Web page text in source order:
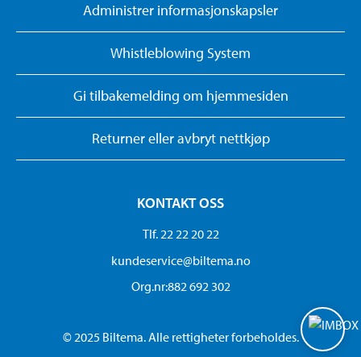
Administrer informasjonskapsler
Whistleblowing System
Gi tilbakemelding om hjemmesiden
Returner eller avbryt nettkjøp
KONTAKT OSS
Tlf. 22 22 20 22
kundeservice@biltema.no
Org.nr:882 692 302
© 2025 Biltema. Alle rettigheter forbeholdes.